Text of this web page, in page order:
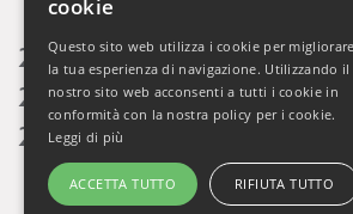
2026 2025 2024 2023
2020 2019 2018 2017
2014 2013
cookie
Questo sito web utilizza i cookie per migliorare
la tua esperienza di navigazione. Utilizzando il
nostro sito web acconsenti a tutti i cookie in
conformità con la nostra policy per i cookie.
Leggi di più
ACCETTA TUTTO RIFIUTA TUTTO